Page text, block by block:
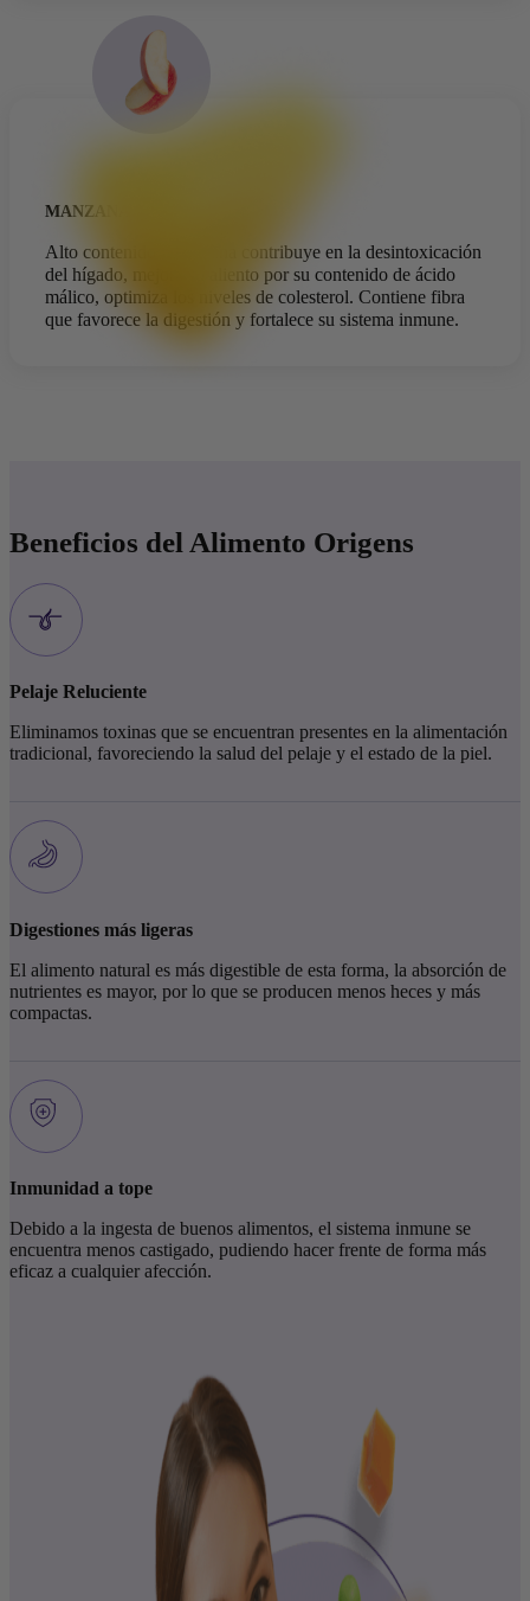
MANZANA
Alto contenido de pectina contribuye en la desintoxicación
del hígado, mejora su aliento por su contenido de ácido
málico, optimiza los niveles de colesterol. Contiene fibra
que favorece la digestión y fortalece su sistema inmune.
Beneficios del Alimento Origens
Pelaje Reluciente
Eliminamos toxinas que se encuentran presentes en la alimentación
tradicional, favoreciendo la salud del pelaje y el estado de la piel.
Digestiones más ligeras
El alimento natural es más digestible de esta forma, la absorción de
nutrientes es mayor, por lo que se producen menos heces y más
compactas.
Inmunidad a tope
Debido a la ingesta de buenos alimentos, el sistema inmune se
encuentra menos castigado, pudiendo hacer frente de forma más
eficaz a cualquier afección.